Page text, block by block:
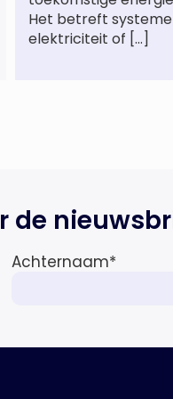
Het betreft
elektriciteit of […]
de
Achternaam*